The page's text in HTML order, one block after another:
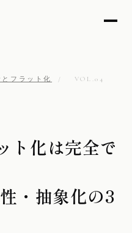
フラット化 / VOL.04
ト化は完全で
・抽象化の3